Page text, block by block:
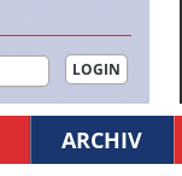
ARCHIV